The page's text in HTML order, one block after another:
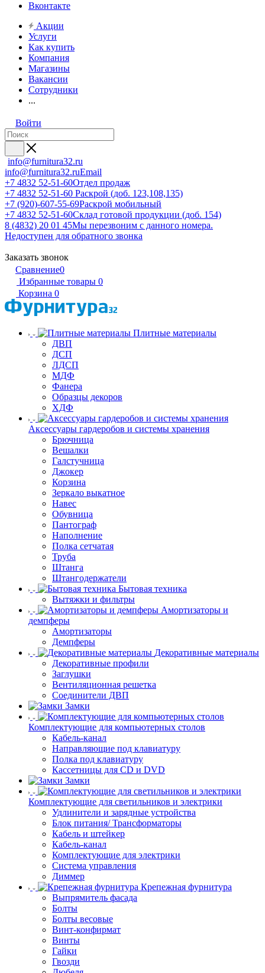
Вконтакте
Акции
Услуги
Как купить
Компания
Магазины
Вакансии
Сотрудники
...
Войти
info@furnitura32.ru
info@furnitura32.ruEmail
+7 4832 52-51-60Отдел продаж
+7 4832 52-51-60 Раскрой (доб. 123,108,135)
+7 (920)-607-55-69Раскрой мобильный
+7 4832 52-51-60Склад готовой продукции (доб. 154)
8 (4832) 20 01 45Мы перезвоним с данного номера.
Недоступен для обратного звонка
Заказать звонок
Сравнение0
Избранные товары 0
Корзина 0
Плитные материалы
ДВП
ДСП
ЛДСП
МДФ
Фанера
Образцы декоров
ХДФ
Аксессуары гардеробов и системы хранения
Брючница
Вешалки
Галстучница
Джокер
Корзина
Зеркало выкатное
Навес
Обувница
Пантограф
Наполнение
Полка сетчатая
Труба
Штанга
Штангодержатели
Бытовая техника
Вытяжки и фильтры
Амортизаторы и
демпферы
Амортизаторы
Демпферы
Декоративные материалы
Декоративные профили
Заглушки
Вентиляционная решетка
Соединители ДВП
Замки
Комплектующие для компьютерных столов
Кабель-канал
Направляющие под клавиатуру
Полка под клавиатуру
Кассетницы для CD и DVD
Замки
Комплектующие для светильников и электрики
Удлинители и зарядные устройства
Блок питания/ Трансформаторы
Кабель и штейкер
Кабель-канал
Комплектующие для электрики
Система управления
Диммер
Крепежная фурнитура
Выпрямитель фасада
Болты
Болты весовые
Винт-конфирмат
Винты
Гайки
Гвозди